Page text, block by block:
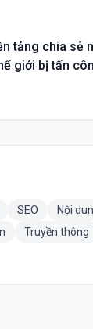
tảng chia sẻ
giới bị tấn
SEO
Nội
Truyền thông